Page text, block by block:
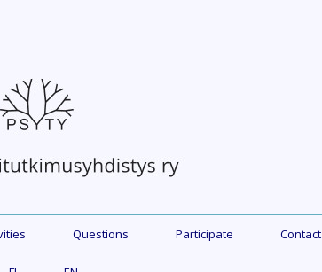
Questions Participate Contact